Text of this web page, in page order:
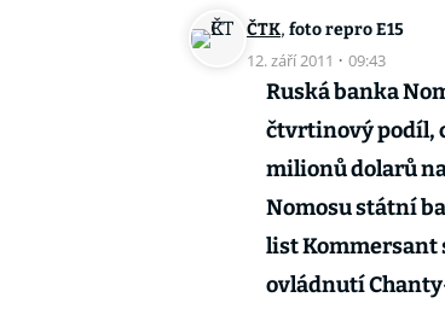
ČTK, foto repro E15
12. září 2011 · 09:43
Ruská banka
čtvrtinový podíl,
milionů dolarů
Nomosu státní
list Kommersant
ovládnutí